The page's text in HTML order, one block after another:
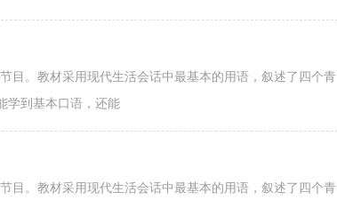
目。教材采用现代生活会话中最基本的用语，叙述了四个青
学到基本口语，还能
目。教材采用现代生活会话中最基本的用语，叙述了四个青